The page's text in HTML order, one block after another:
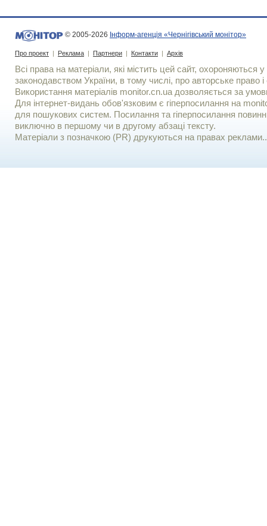
© 2005-2026 Інформ-агенція «Чернігівський монітор»
Про проект | Реклама | Партнери | Контакти | Архів
Всі права на матеріали, які містить цей сайт, охороняються у
законодавством України, в тому числі, про авторське право і
Використання матерiалiв monitor.cn.ua дозволяється за
Для iнтернет-видань обов'язковим є гiперпосилання на
для пошукових систем. Посилання та гіперпосилання
виключно в першому чи в другому абзаці тексту.
Матеріали з позначкою (PR) друкуються на правах реклами..